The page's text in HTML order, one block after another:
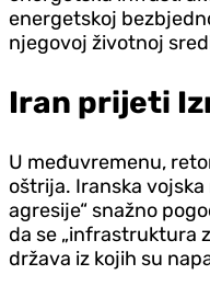
energetskoj
njegovoj životnoj
Iran prijeti
U međuvremenu,
oštrija. Iranska
agresije“ snažno
da se „infrastruktura
država iz kojih su